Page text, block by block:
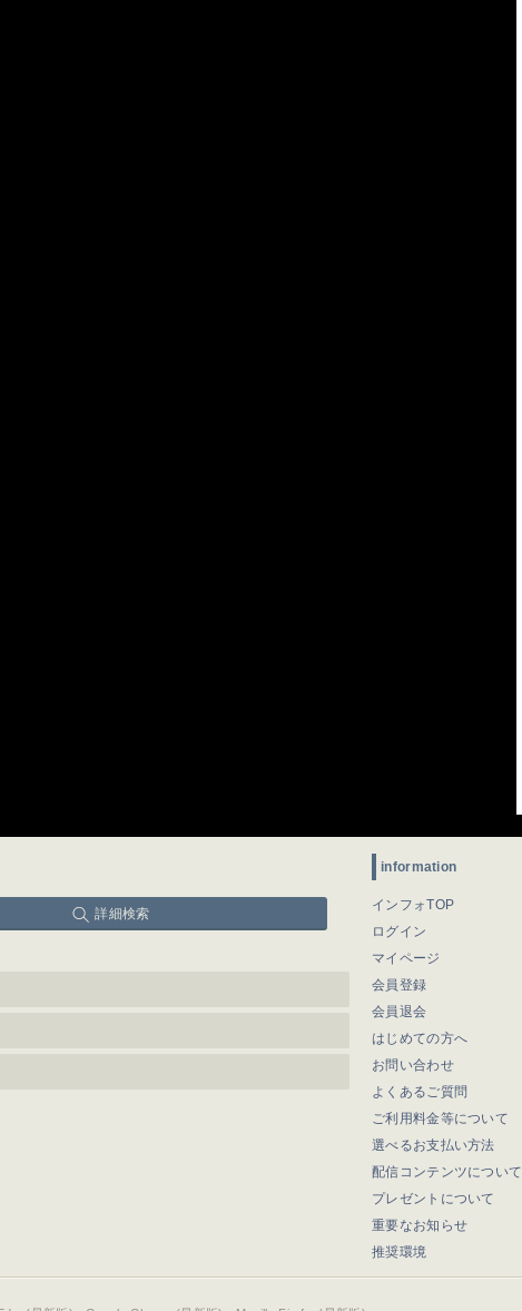
詳細検索
information
インフォTOP
ログイン
マイページ
会員登録
会員退会
はじめての方へ
お問い合わせ
よくあるご質問
ご利用料金等について
選べるお支払い方法
配信コンテンツについて
プレゼントについて
重要なお知らせ
推奨環境